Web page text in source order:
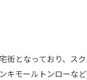
街となっており、スク
キモールトンローなど